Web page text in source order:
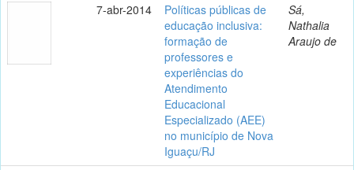
7-abr-2014
Políticas públicas de
educação inclusiva:
formação de
professores e
experiências do
Atendimento
Educacional
Especializado (AEE)
no município de Nova
Iguaçu/RJ
Sá,
Nathalia
Araujo de